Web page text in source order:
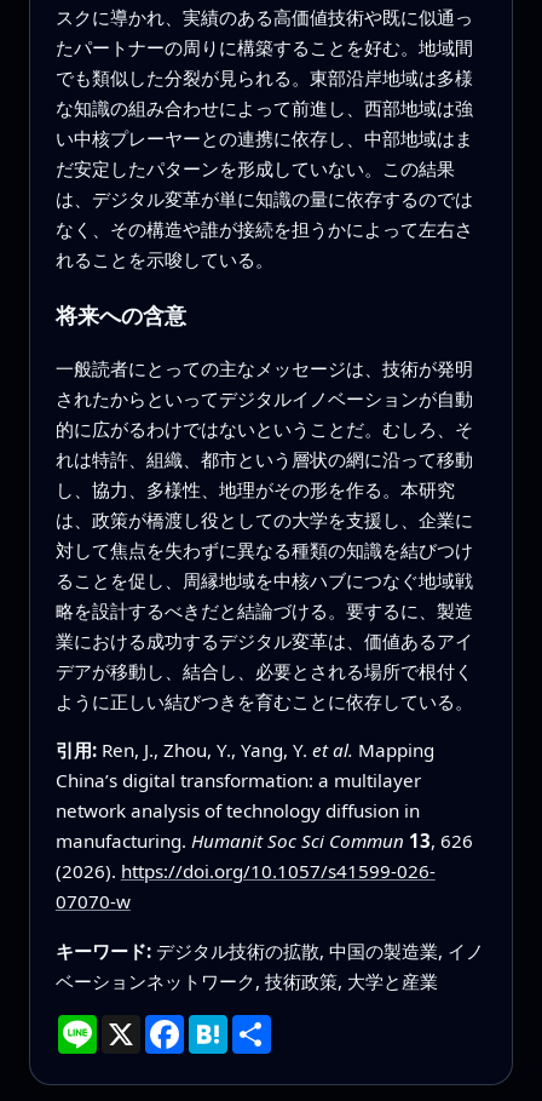
スクに導かれ、実績のある高価値技術や既に似通っ
たパートナーの周りに構築することを好む。地域間
でも類似した分裂が見られる。東部沿岸地域は多様
な知識の組み合わせによって前進し、西部地域は強
い中核プレーヤーとの連携に依存し、中部地域はま
だ安定したパターンを形成していない。この結果
は、デジタル変革が単に知識の量に依存するのでは
なく、その構造や誰が接続を担うかによって左右さ
れることを示唆している。
将来への含意
一般読者にとっての主なメッセージは、技術が発明
されたからといってデジタルイノベーションが自動
的に広がるわけではないということだ。むしろ、そ
れは特許、組織、都市という層状の網に沿って移動
し、協力、多様性、地理がその形を作る。本研究
は、政策が橋渡し役としての大学を支援し、企業に
対して焦点を失わずに異なる種類の知識を結びつけ
ることを促し、周縁地域を中核ハブにつなぐ地域戦
略を設計するべきだと結論づける。要するに、製造
業における成功するデジタル変革は、価値あるアイ
デアが移動し、結合し、必要とされる場所で根付く
ように正しい結びつきを育むことに依存している。
引用: Ren, J., Zhou, Y., Yang, Y. et al. Mapping
China’s digital transformation: a multilayer
network analysis of technology diffusion in
manufacturing. Humanit Soc Sci Commun 13, 626
(2026). https://doi.org/10.1057/s41599-026-
07070-w
キーワード: デジタル技術の拡散, 中国の製造業, イノ
ベーションネットワーク, 技術政策, 大学と産業
Line X Facebook
Hatena
共
有